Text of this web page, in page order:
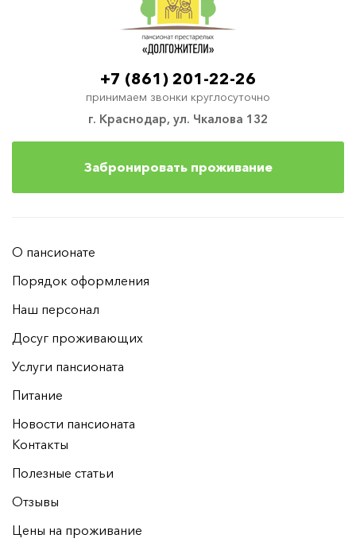
г. Краснодар, ул. Чкалова 132
+7 (861) 201-22-26
принимаем звонки круглосуточно
Забронировать проживание
О пансионате
Порядок оформления
Наш персонал
Досуг проживающих
Услуги пансионата
Питание
Новости пансионата
Контакты
Полезные статьи
Отзывы
Цены на проживание